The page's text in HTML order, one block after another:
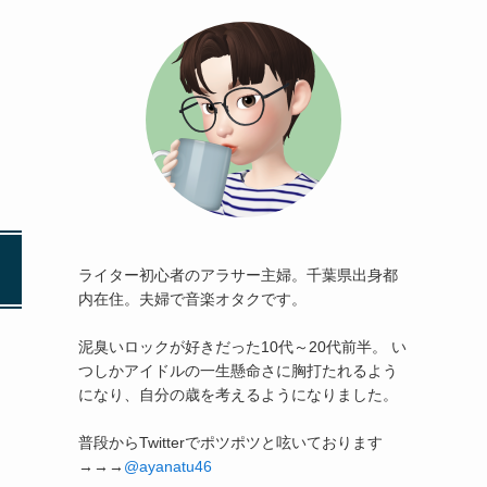
ライター初心者のアラサー主婦。千葉県出身都
内在住。夫婦で音楽オタクです。
泥臭いロックが好きだった10代～20代前半。 い
つしかアイドルの一生懸命さに胸打たれるよう
になり、自分の歳を考えるようになりました。
普段からTwitterでポツポツと呟いております
→→→ @ayanatu46